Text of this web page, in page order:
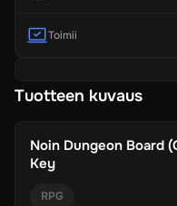
Toimii
Tuotteen kuvaus
Noin Dungeon Board
Key
RPG